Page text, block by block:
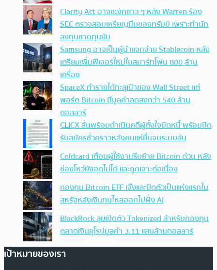
Clarity Act อาจชะงักยาว ๆ หลัง Warren ร้อง
SEC ตรวจสอบเหรียญมีมของทรัมป์ เพราะทำนัก
ลงทุนขาดทุนยับ
Samsung อาจเป็นผู้นำแจกจ่าย Stablecoin หลัง
เตรียมเพิ่มฟีเจอร์ใหม่ในสมาร์ทโฟน 800 ล้าน
เครื่อง
SpaceX ทำรายได้ทะลุเป้าของ Wall Street แต่
พอร์ต Bitcoin มีมูลค่าลดลงกว่า 540 ล้าน
ดอลลาร์
CLICX ลั่นพร้อมดำเนินคดีผู้ตั้งใจบิดหนี้ พร้อมปิด
รับสมัครชั่วคราวหลังคนแห่ยื่นจนระบบล้น
Coldcard เตือนผู้ใช้งานรีบย้าย Bitcoin ด่วน หลัง
ช่องโหว่ยังอุดไม่ได้ และถูกเจาะต่อเนื่อง
กองทุน Bitcoin ETF เจ๊งและปิดตัวเป็นแห่งแรกใน
สหรัฐหลังเงินทุนไหลออกไปฝั่ง AI
BlackRock ลุยเปิดตัว Tokenized สำหรับกองทุน
ตลาดเงินยุโรปมูลค่า 3.11 แสนล้านดอลลาร์
เป้าหมายของเรา